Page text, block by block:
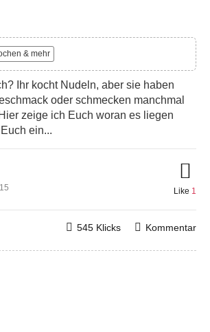
& mehr
Ihr kocht Nudeln, aber sie haben
oder schmecken manchmal
zeige ich Euch woran es liegen
ein...
Like 1
Kommentar
545 Klicks